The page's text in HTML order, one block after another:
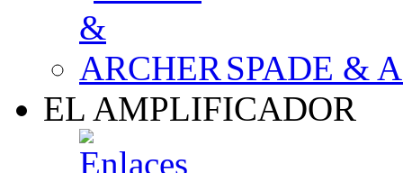
SPADE &
EL AMPLIFICADOR